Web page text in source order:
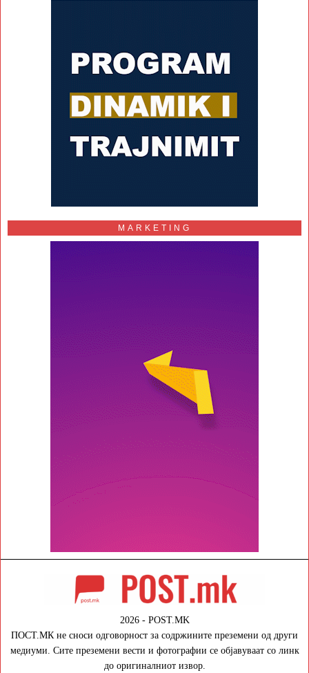
MARKETING
2026 - POST.MK
ПОСТ.МК не сноси одговорност за содржините преземени од други
медиуми. Сите преземени вести и фотографии се објавуваат со линк
до оригиналниот извор.